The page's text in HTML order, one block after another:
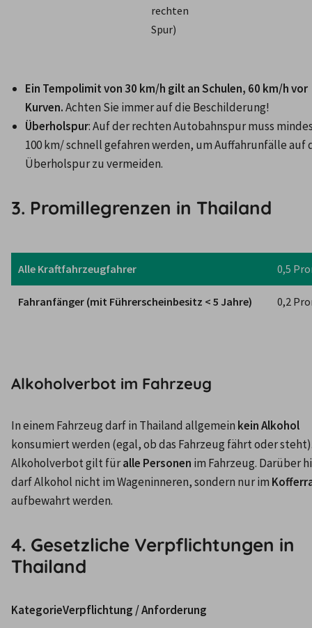
rechten
Spur)
Ein Tempolimit von 30 km/h gilt an Schulen, 60 km/h vor
Kurven. Achten Sie immer auf die Beschilderung!
Überholspur: Auf der rechten Autobahnspur muss
100 km/ schnell gefahren werden, um Auffahrunfälle auf
Überholspur zu vermeiden.
3. Promillegrenzen in Thailand
Alle Kraftfahrzeugfahrer 0,5
Fahranfänger (mit Führerscheinbesitz < 5 Jahre) 0,2
Alkoholverbot im Fahrzeug
In einem Fahrzeug darf in Thailand allgemein kein Alkohol
konsumiert werden (egal, ob das Fahrzeug fährt oder
Alkoholverbot gilt für alle Personen im Fahrzeug. Darüber
darf Alkohol nicht im Wageninneren, sondern nur im
4. Gesetzliche Verpflichtungen in
Thailand
KategorieVerpflichtung / Anforderung